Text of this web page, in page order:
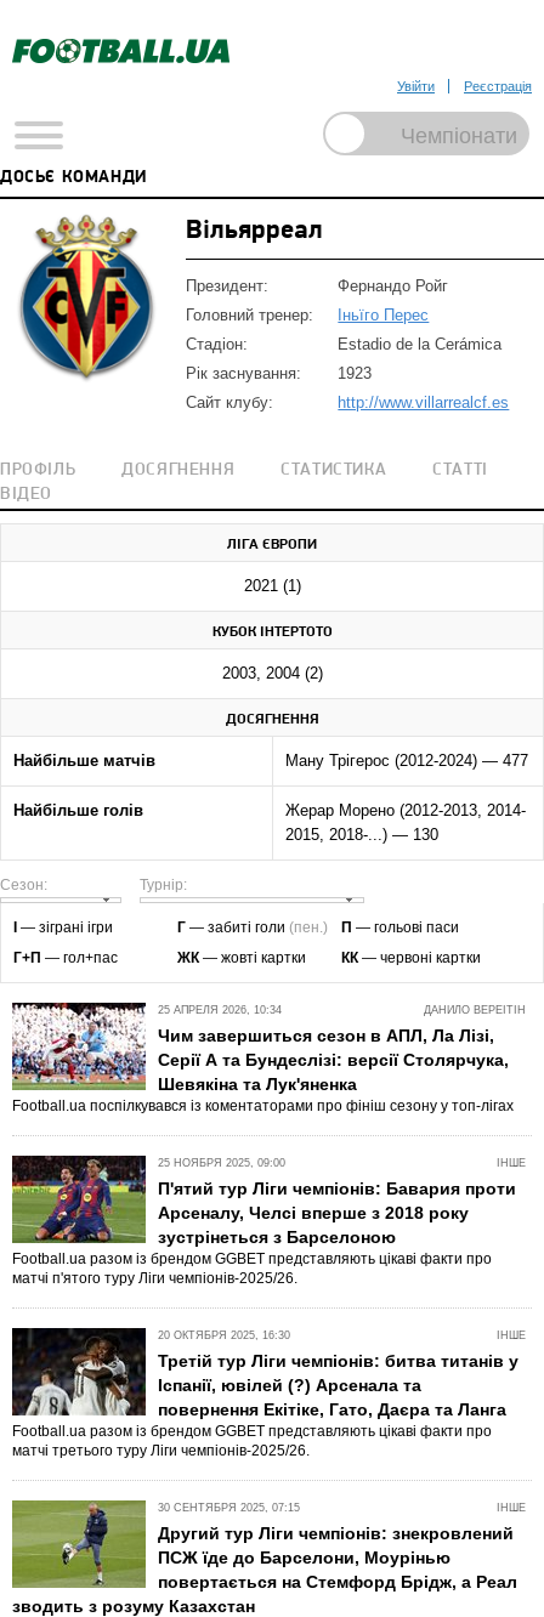
Увійти Реєстрація
ДОСЬЄ КОМАНДИ
Вільярреал
Президент:
Фернандо Ройг
Головний тренер:
Іньїго Перес
Стадіон:
Estadio de la Cerámica
Рік заснування:
1923
Сайт клубу:
http://www.villarrealcf.es
ПРОФІЛЬ ДОСЯГНЕННЯ СТАТИСТИКА
СТАТТІ
ВІДЕО
ЛІГА ЄВРОПИ
2021 (1)
КУБОК ІНТЕРТОТО
2003, 2004 (2)
ДОСЯГНЕННЯ
Найбільше матчів Ману Трігерос (2012-2024) — 477
Найбільше голів
Жерар Морено (2012-2013, 2014-
2015, 2018-...) — 130
Сезон: Турнір:
— зіграні ігри Г — забиті голи(пен.) П — гольові паси
Г+П — гол+пас ЖК— жовті картки КК— червоні картки
ДАНИЛО ВЕРЕІТІН
25 АПРЕЛЯ 2026, 10:34
Чим завершиться сезон в АПЛ, Ла Лізі,
Серії А та Бундеслізі: версії Столярчука,
Шевякіна та Лук'яненка
Football.ua поспілкувався із коментаторами про фініш сезону у топ-лігах
ІНШЕ
25 НОЯБРЯ 2025, 09:00
П'ятий тур Ліги чемпіонів: Бавария проти
Арсеналу, Челсі вперше з 2018 року
зустрінеться з Барселоною
Football.ua разом із брендом GGBET представляють цікаві факти про
матчі п'ятого туру Ліги чемпіонів-2025/26.
ІНШЕ
20 ОКТЯБРЯ 2025, 16:30
Третій тур Ліги чемпіонів: битва титанів у
Іспанії, ювілей (?) Арсенала та
повернення Екітіке, Гато, Даєра та Ланга
Football.ua разом із брендом GGBET представляють цікаві факти про
матчі третього туру Ліги чемпіонів-2025/26.
ІНШЕ
30 СЕНТЯБРЯ 2025, 07:15
Другий тур Ліги чемпіонів: знекровлений
ПСЖ їде до Барселони, Моурінью
повертається на Стемфорд Брідж, а Реал
зводить з розуму Казахстан